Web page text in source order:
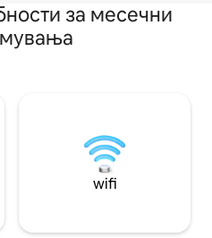
за месечни
wifi